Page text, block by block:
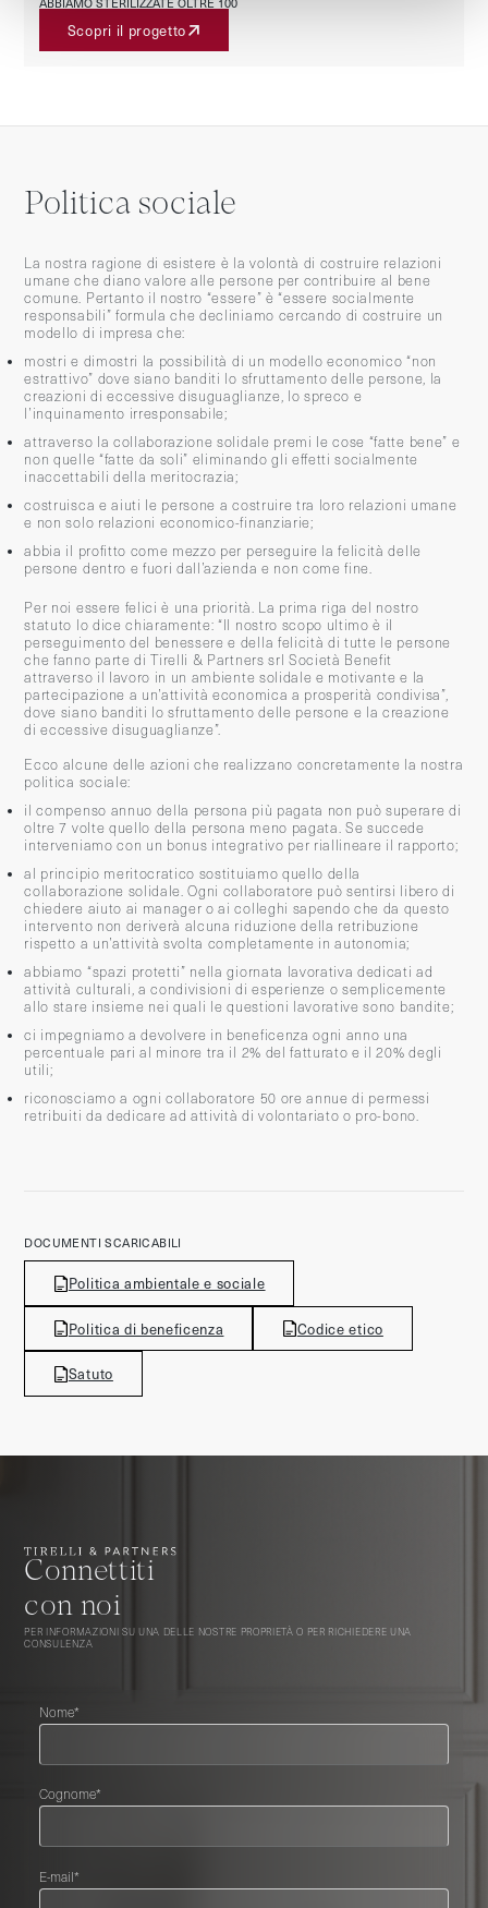
Scopri il progetto
Politica sociale
La nostra ragione di esistere è la volontà di costruire relazioni
umane che diano valore alle persone per contribuire al bene
comune. Pertanto il nostro “essere” è “essere socialmente
responsabili” formula che decliniamo cercando di costruire un
modello di impresa che:
mostri e dimostri la possibilità di un modello economico “non
estrattivo” dove siano banditi lo sfruttamento delle persone, la
creazioni di eccessive disuguaglianze, lo spreco e
l’inquinamento irresponsabile;
attraverso la collaborazione solidale premi le cose “fatte bene” e
non quelle “fatte da soli” eliminando gli effetti socialmente
inaccettabili della meritocrazia;
costruisca e aiuti le persone a costruire tra loro relazioni umane
e non solo relazioni economico-finanziarie;
abbia il profitto come mezzo per perseguire la felicità delle
persone dentro e fuori dall’azienda e non come fine.
Per noi essere felici è una priorità. La prima riga del nostro
statuto lo dice chiaramente: “Il nostro scopo ultimo è il
perseguimento del benessere e della felicità di tutte le persone
che fanno parte di Tirelli & Partners srl Società Benefit
attraverso il lavoro in un ambiente solidale e motivante e la
partecipazione a un’attività economica a prosperità condivisa”,
dove siano banditi lo sfruttamento delle persone e la creazione
di eccessive disuguaglianze”.
Ecco alcune delle azioni che realizzano concretamente la nostra
politica sociale:
il compenso annuo della persona più pagata non può superare di
oltre 7 volte quello della persona meno pagata. Se succede
interveniamo con un bonus integrativo per riallineare il rapporto;
al principio meritocratico sostituiamo quello della
collaborazione solidale. Ogni collaboratore può sentirsi libero di
chiedere aiuto ai manager o ai colleghi sapendo che da questo
intervento non deriverà alcuna riduzione della retribuzione
rispetto a un’attività svolta completamente in autonomia;
abbiamo “spazi protetti” nella giornata lavorativa dedicati ad
attività culturali, a condivisioni di esperienze o semplicemente
allo stare insieme nei quali le questioni lavorative sono bandite;
ci impegniamo a devolvere in beneficenza ogni anno una
percentuale pari al minore tra il 2% del fatturato e il 20% degli
utili;
riconosciamo a ogni collaboratore 50 ore annue di permessi
retribuiti da dedicare ad attività di volontariato o pro-bono.
DOCUMENTI SCARICABILI
Politica ambientale e sociale
Politica di beneficenza Codice etico
Satuto
Connettiti
con noi
PER INFORMAZIONI SU UNA DELLE NOSTRE PROPRIETÀ O PER RICHIEDERE UNA
CONSULENZA
Nome*
Cognome*
E-mail*